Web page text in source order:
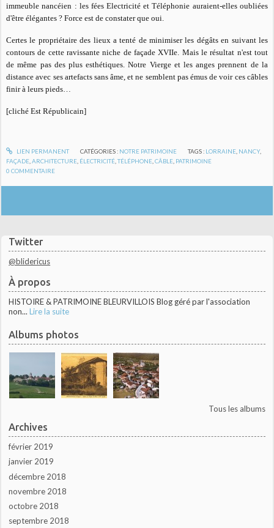
Twitter
@blidericus
À propos
HISTOIRE & PATRIMOINE BLEURVILLOIS Blog géré par l'association
non... Lire la suite
Albums photos
Tous les albums
Archives
février 2019
janvier 2019
décembre 2018
novembre 2018
octobre 2018
septembre 2018
immeuble nancéien : les fées Electricité et Téléphonie auraient-elles oubliées
d'être élégantes ? Force est de constater que oui.
Certes le propriétaire des lieux a tenté de minimiser les dégâts en suivant les
contours de cette ravissante niche de façade XVIIe. Mais le résultat n'est tout
de même pas des plus esthétiques. Notre Vierge et les anges prennent de la
distance avec ses artefacts sans âme, et ne semblent pas émus de voir ces câbles
finir à leurs pieds…
[cliché Est Républicain]
LIEN PERMANENT CATÉGORIES : NOTRE PATRIMOINE TAGS : LORRAINE, NANCY,
FAÇADE,ARCHITECTURE, ÉLECTRICITÉ,TÉLÉPHONE,CÂBLE, PATRIMOINE
0 COMMENTAIRE